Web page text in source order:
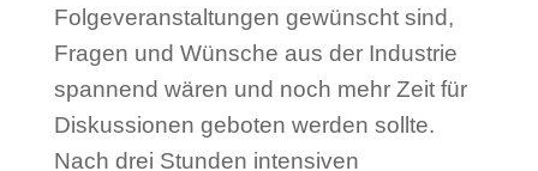
Folgeveranstaltungen gewünscht sind,
Fragen und Wünsche aus der Industrie
spannend wären und noch mehr Zeit für
Diskussionen geboten werden sollte.
Nach drei Stunden intensiven